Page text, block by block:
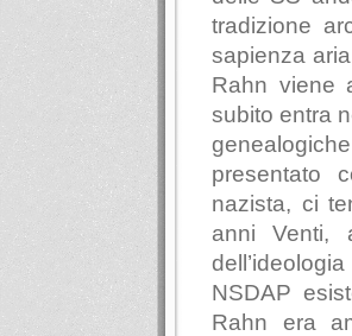
tradizione
sapienza
Rahn viene
subito entra
presentato
nazista, ci
anni Venti,
NSDAP
Rahn era